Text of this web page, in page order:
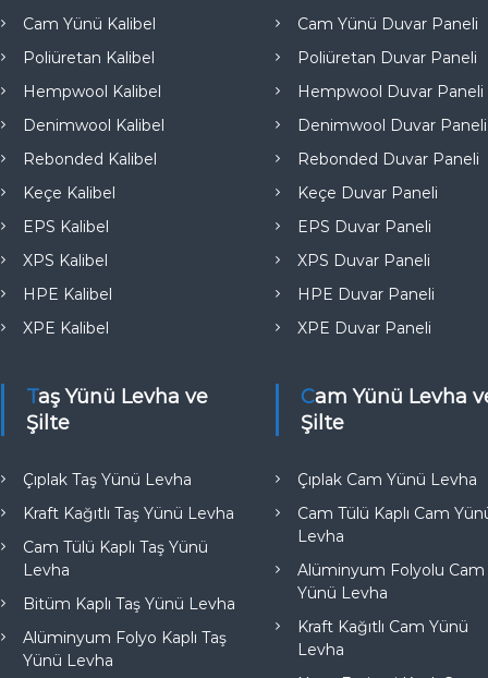
Cam Yünü Kalibel
Poliüretan Kalibel
Hempwool Kalibel
Denimwool Kalibel
Rebonded Kalibel
Keçe Kalibel
EPS Kalibel
XPS Kalibel
HPE Kalibel
XPE Kalibel
Taş Yünü Levha ve
Şilte
Çıplak Taş Yünü Levha
Kraft Kağıtlı Taş Yünü Levha
Cam Tülü Kaplı Taş Yünü
Levha
Bitüm Kaplı Taş Yünü Levha
Alüminyum Folyo Kaplı Taş
Yünü Levha
Cam Yünü Duvar Paneli
Poliüretan Duvar Paneli
Hempwool Duvar Paneli
Denimwool Duvar Paneli
Rebonded Duvar Paneli
Keçe Duvar Paneli
EPS Duvar Paneli
XPS Duvar Paneli
HPE Duvar Paneli
XPE Duvar Paneli
Cam Yünü Levha ve
Şilte
Çıplak Cam Yünü Levha
Cam Tülü Kaplı Cam
Levha
Alüminyum Folyolu Cam
Yünü Levha
Kraft Kağıtlı Cam Yünü
Levha